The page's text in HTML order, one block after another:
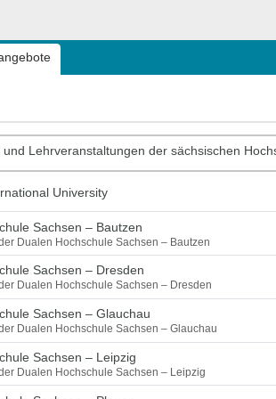
und Lehrveranstaltungen der sächsischen
University
Sachsen – Bautzen
Dualen Hochschule Sachsen – Bautzen
Sachsen – Dresden
Dualen Hochschule Sachsen – Dresden
Sachsen – Glauchau
Dualen Hochschule Sachsen – Glauchau
Sachsen – Leipzig
Dualen Hochschule Sachsen – Leipzig